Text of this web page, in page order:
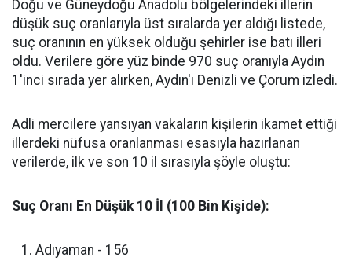
​Doğu ve Güneydoğu Anadolu bölgelerindeki illerin
düşük suç oranlarıyla üst sıralarda yer aldığı listede,
suç oranının en yüksek olduğu şehirler ise batı illeri
oldu. Verilere göre yüz binde 970 suç oranıyla Aydın
1'inci sırada yer alırken, Aydın'ı Denizli ve Çorum izledi.
​Adli mercilere yansıyan vakaların kişilerin ikamet ettiği
illerdeki nüfusa oranlanması esasıyla hazırlanan
verilerde, ilk ve son 10 il sırasıyla şöyle oluştu:
Suç Oranı En Düşük 10 İl (100 Bin Kişide):
​Adıyaman - 156